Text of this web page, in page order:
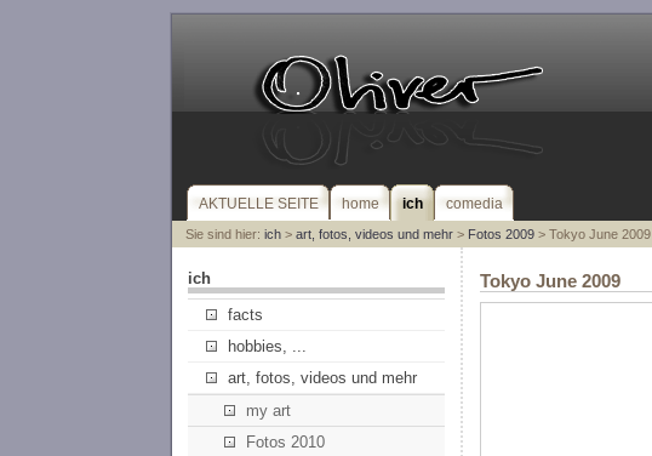
AKTUELLE SEITE home ich comedia
Sie sind hier: ich> art, fotos, videos und mehr> Fotos 2009> Tokyo June 2009
ich
facts
hobbies, ...
art, fotos, videos und mehr
my art
Fotos 2010
Tokyo June 2009